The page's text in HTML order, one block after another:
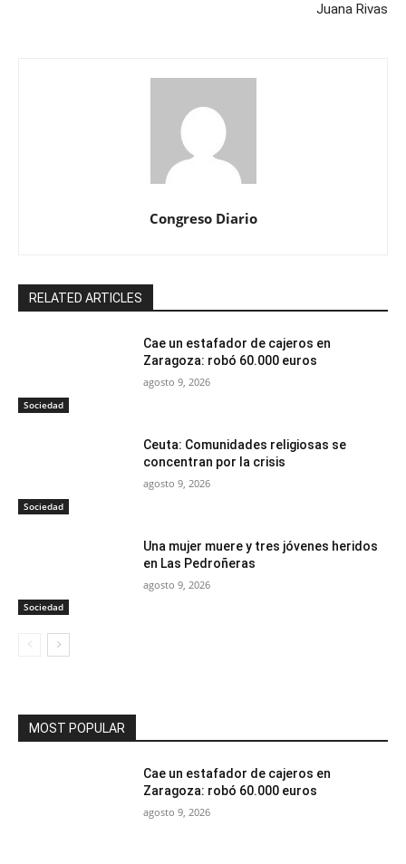
Juana Rivas
Congreso Diario
RELATED ARTICLES
Sociedad
Cae un estafador de cajeros en
Zaragoza: robó 60.000 euros
agosto 9, 2026
Sociedad
Ceuta: Comunidades religiosas se
concentran por la crisis
agosto 9, 2026
Sociedad
Una mujer muere y tres jóvenes heridos
en Las Pedroñeras
agosto 9, 2026
MOST POPULAR
Cae un estafador de cajeros en
Zaragoza: robó 60.000 euros
agosto 9, 2026